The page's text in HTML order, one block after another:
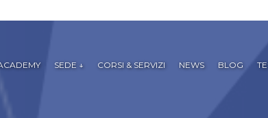
SEDE ↓ CORSI & SERVIZI NEWS BLOG